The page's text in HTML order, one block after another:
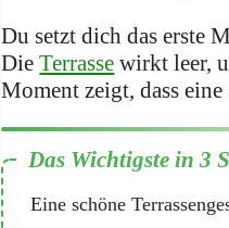
Du setzt dich das erste
DieTerrasse wirkt leer,
Moment zeigt, dass
Eine schöne